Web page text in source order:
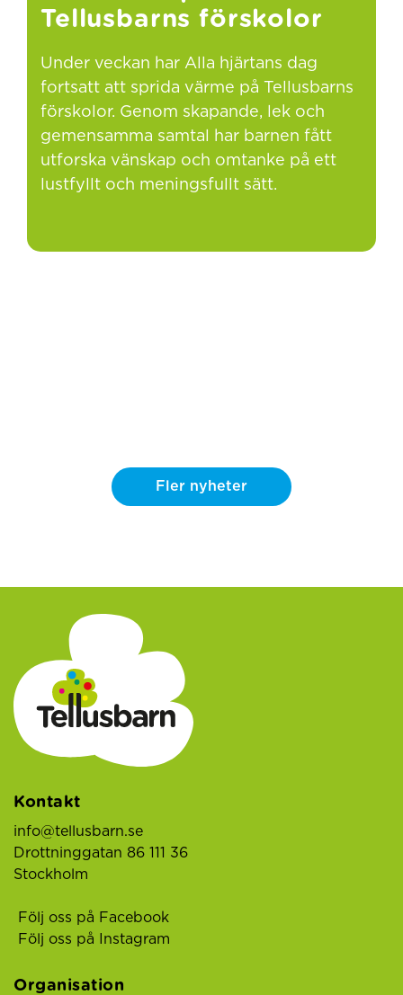
Tellusbarns förskolor
Under veckan har Alla hjärtans dag
fortsatt att sprida värme på Tellusbarns
förskolor. Genom skapande, lek och
gemensamma samtal har barnen fått
utforska vänskap och omtanke på ett
lustfyllt och meningsfullt sätt.
Fler nyheter
Kontakt
info@tellusbarn.se
Drottninggatan 86 111 36
Stockholm
Följ oss på Facebook
Följ oss på Instagram
Organisation